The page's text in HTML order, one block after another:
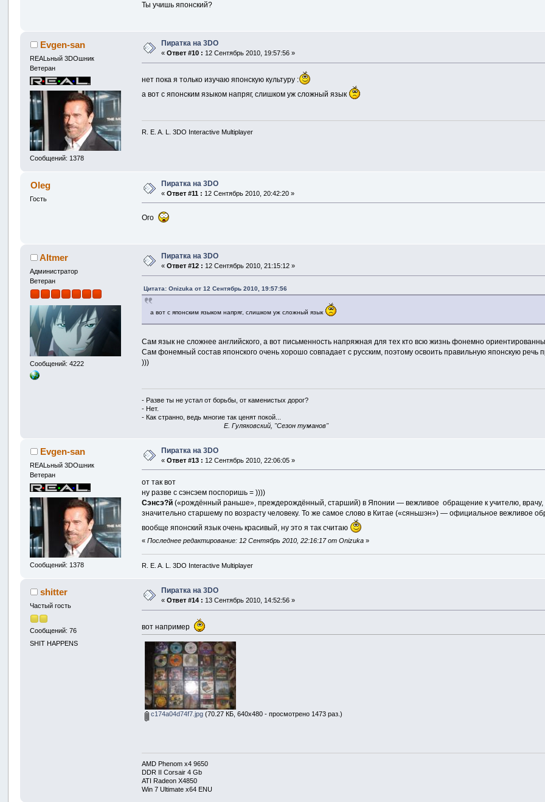
Ты учишь японский?
Evgen-san
REALьный 3DOшник
Ветеран
Сообщений: 1378
Пиратка на 3DO
«Ответ #10 : 12 Сентябрь 2010, 19:57:56 »
нет пока я только изучаю японскую культуру :
а вот с японским языком напряг, слишком уж сложный язык
R. E. A. L. 3DO Interactive Multiplayer
Oleg
Гость
Пиратка на 3DO
«Ответ #11 : 12 Сентябрь 2010, 20:42:20 »
Ого
Altmer
Администратор
Ветеран
Сообщений: 4222
Пиратка на 3DO
«Ответ #12 : 12 Сентябрь 2010, 21:15:12 »
Цитата: Onizuka от 12 Сентябрь 2010, 19:57:56
а вот с японским языком напряг, слишком уж сложный язык
Сам язык не сложнее английского, а вот письменность напряжная для тех кто всю жизнь фонемно
Сам фонемный состав японского очень хорошо совпадает с русским, поэтому освоить правильную японскую
)))
- Разве ты не устал от борьбы, от каменистых дорог?
- Нет.
- Как странно, ведь многие так ценят покой...
E. Гуляковский, "Сезон туманов"
Evgen-san
REALьный 3DOшник
Ветеран
Сообщений: 1378
Пиратка на 3DO
«Ответ #13 : 12 Сентябрь 2010, 22:06:05 »
от так вот
ну разве с сэнсэем поспоришь = ))))
Сэнсэ?й («рождённый раньше», преждерождённый, старший) в Японии — вежливое обращение к учителю, врачу,
значительно старшему по возрасту человеку. То же самое слово в Китае («сяньшэн») — официальное вежливое
вообще японский язык очень красивый, ну это я так считаю
«Последнее редактирование: 12 Сентябрь 2010, 22:16:17 от Onizuka »
R. E. A. L. 3DO Interactive Multiplayer
shitter
Частый гость
Сообщений: 76
SHIT HAPPENS
Пиратка на 3DO
«Ответ #14 : 13 Сентябрь 2010, 14:52:56 »
вот например
c174a04d74f7.jpg (70.27 КБ, 640x480 - просмотрено 1473 раз.)
AMD Phenom x4 9650
DDR II Corsair 4 Gb
ATI Radeon X4850
Win 7 Ultimate x64 ENU